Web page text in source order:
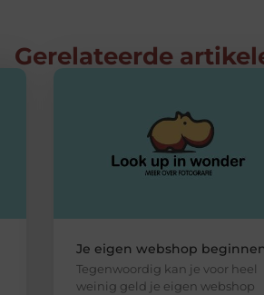
Gerelateerde
Je eigen webshop beginnen
Tegenwoordig kan je voor heel
weinig geld je eigen webshop